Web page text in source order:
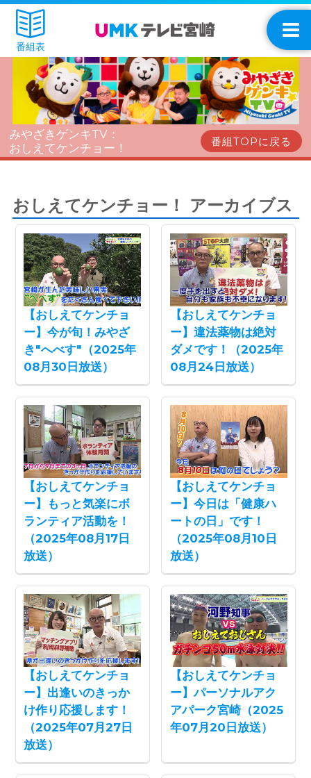
番組表
みやざきゲンキTV：
おしえてケンチョー！
番組TOPに戻る
おしえてケンチョー！ アーカイブス
【おしえてケンチョ
ー】今が旬！みやざ
き"へべす"（2025年
08月30日放送）
【おしえてケンチョ
ー】違法薬物は絶対
ダメです！（2025年
08月24日放送）
【おしえてケンチョ
ー】もっと気楽にボ
ランティア活動を！
（2025年08月17日
放送）
【おしえてケンチョ
ー】今日は「健康ハ
ートの日」です！
（2025年08月10日
放送）
【おしえてケンチョ
ー】出逢いのきっか
け作り応援します！
（2025年07月27日
放送）
【おしえてケンチョ
ー】パーソナルアク
アパーク宮崎（2025
年07月20日放送）